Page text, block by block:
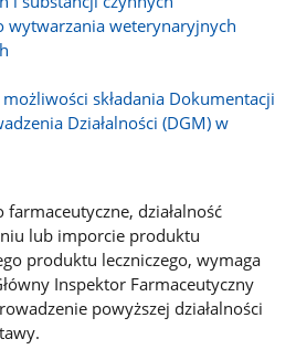
wytwarzania weterynaryjnych
składania Dokumentacji
Działalności (DGM) w
działalność
lub imporcie produktu
produktu leczniczego, wymaga
Inspektor Farmaceutyczny
powyższej działalności